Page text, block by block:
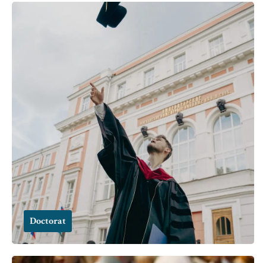
Doctorat